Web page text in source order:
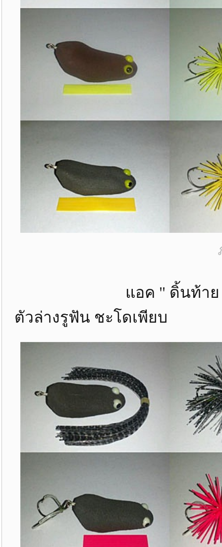
แอค " ดิ้นท้าย " เหยื่อ
ตัวล่างรูฟัน ชะโดเพียบ